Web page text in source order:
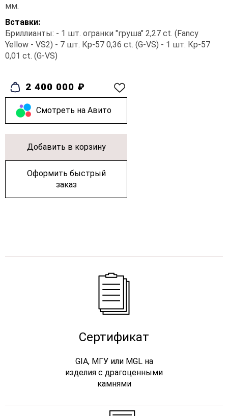
мм.
Вставки:
Бриллианты: - 1 шт. огранки "груша" 2,27 ct. (Fancy
Yellow - VS2) - 7 шт. Кр-57 0,36 ct. (G-VS) - 1 шт. Кр-57
0,01 ct. (G-VS)
2 400 000 ₽
Cмотреть на Авито
Добавить в корзину
Оформить быстрый
заказ
Сертификат
GIA, МГУ или MGL на
изделия с драгоценными
камнями